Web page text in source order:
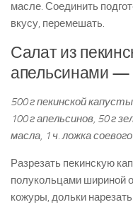
масле. Соединить
вкусу, перемешать.
Салат из
апельсинами —
500 г пекинской
100 г апельсинов, 50 г
масла, 1 ч. ложка
Разрезать пекинскую
полукольцами шириной
кожуры, дольки